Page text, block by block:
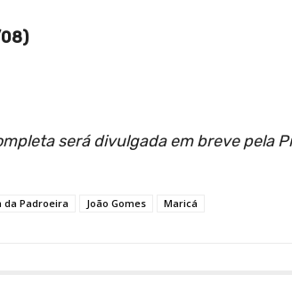
será divulgada em breve pela
da Padroeira João Gomes Maricá